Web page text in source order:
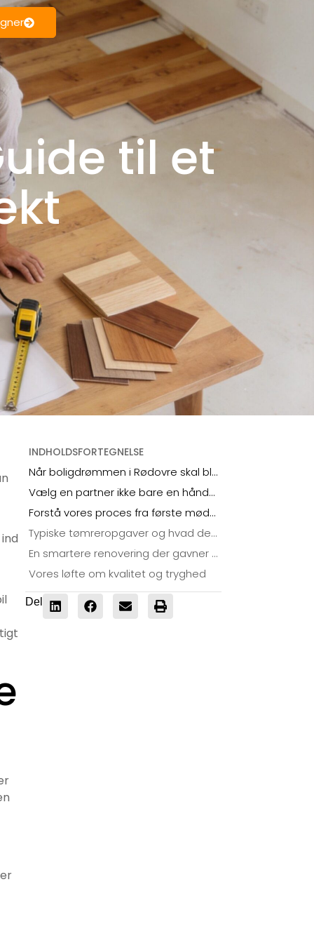
til et
INDHOLDSFORTEGNELSE
Når boligdrømmen i Rødovre skal blive til virkelighed
Vælg en partner ikke bare en håndværker
Forstå vores proces fra første møde til færdigt projekt
Typiske tømreropgaver og hvad de indebærer
En smartere renovering der gavner din pengepung
Vores løfte om kvalitet og tryghed
Del